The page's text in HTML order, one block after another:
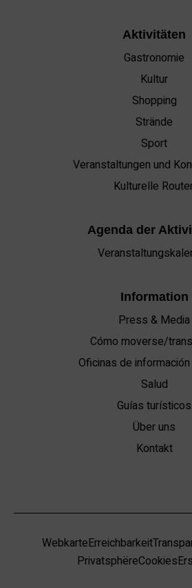
Aktivitäten
Gastronomie
Kultur
Shopping
Strände
Sport
Veranstaltungen und
Kulturelle
Agenda der
Information
Press & Media
Cómo moverse/
Oficinas de
Salud
Guías turísticos
Über uns
Kontakt
WebkarteErreichbarkeit
PrivatsphëreCookies